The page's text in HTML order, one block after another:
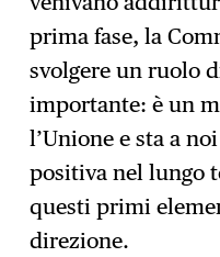
prima fase, la
svolgere un ruolo
importante: è un
l’Unione e sta a
positiva nel lungo
questi primi
direzione.